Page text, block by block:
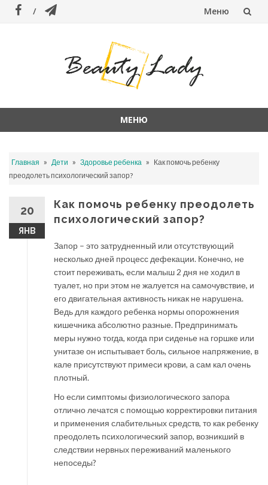
Меню
МЕНЮ
содержанию
Главная » Дети » Здоровье ребенка » Как помочь ребенку
преодолеть психологический запор?
20
ЯНВ
Как помочь ребенку преодолеть
психологический запор?
Запор – это затрудненный или отсутствующий
несколько дней процесс дефекации. Конечно, не
стоит переживать, если малыш 2 дня не ходил в
туалет, но при этом не жалуется на самочувствие, и
его двигательная активность никак не нарушена.
Ведь для каждого ребенка нормы опорожнения
кишечника абсолютно разные. Предпринимать
меры нужно тогда, когда при сиденье на горшке или
унитазе он испытывает боль, сильное напряжение, в
кале присутствуют примеси крови, а сам кал очень
плотный.
Но если симптомы физиологического запора
отлично лечатся с помощью корректировки питания
и применения слабительных средств, то как ребенку
преодолеть психологический запор, возникший в
следствии нервных переживаний маленького
непоседы?